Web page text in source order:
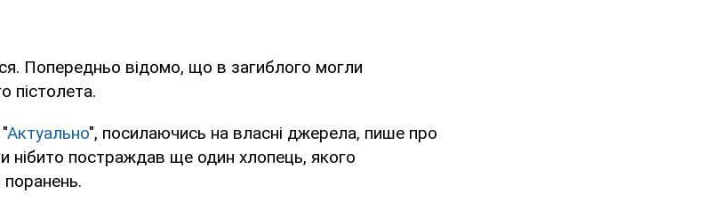
Попередньо відомо, що в загиблого могли
пістолета.
Актуально", посилаючись на власні джерела, пише про
нібито постраждав ще один хлопець, якого
поранень.